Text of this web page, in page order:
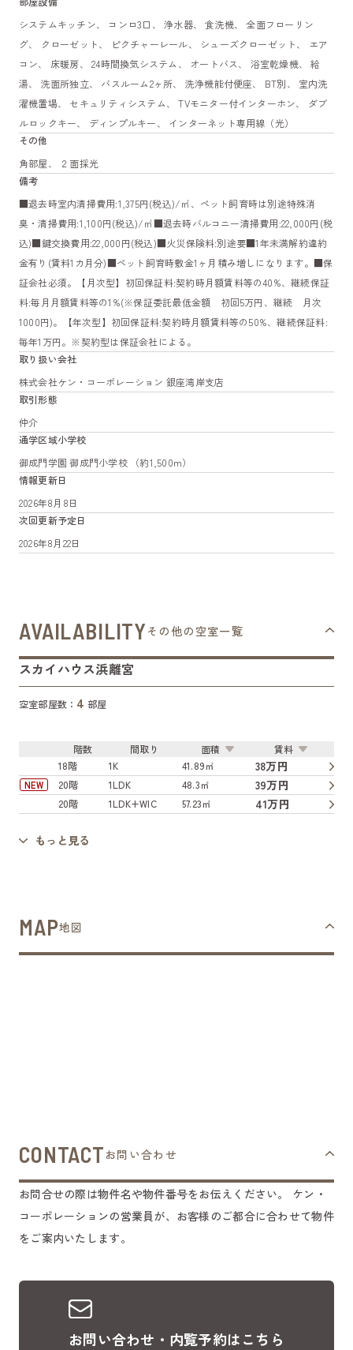
システムキッチン、 コンロ3口、 浄水器、 食洗機、 全面フローリン
グ、 クローゼット、 ピクチャーレール、 シューズクローゼット、 エア
コン、 床暖房、 24時間換気システム、 オートバス、 浴室乾燥機、 給
湯、 洗面所独立、 バスルーム2ヶ所、 洗浄機能付便座、 BT別、 室内洗
濯機置場、 セキュリティシステム、 TVモニター付インターホン、 ダブ
ルロックキー、 ディンプルキー、 インターネット専用線（光）
その他
角部屋、 ２面採光
備考
■退去時室内清掃費用:1,375円(税込)/㎡、ペット飼育時は別途特殊消
臭・清掃費用:1,100円(税込)/㎡■退去時バルコニー清掃費用:22,000円(税
込)■鍵交換費用:22,000円(税込)■火災保険料:別途要■1年未満解約違約
金有り(賃料1カ月分)■ペット飼育時敷金1ヶ月積み増しになります。■保
証会社必須。【月次型】初回保証料:契約時月額賃料等の40%、継続保証
料:毎月月額賃料等の1%(※保証委託最低金額 初回5万円、継続 月次
1000円)。【年次型】初回保証料:契約時月額賃料等の50%、継続保証料:
毎年1万円。※契約型は保証会社による。
取り扱い会社
株式会社ケン・コーポレーション 銀座湾岸支店
取引形態
仲介
通学区域小学校
御成門学園 御成門小学校 （約1,500m）
情報更新日
2026年8月8日
次回更新予定日
2026年8月22日
AVAILABILITY その他の空室一覧
スカイハウス浜離宮
空室部屋数： 4 部屋
階数 間取り 面積
賃料
18階
1K 41.89㎡ 38万円
NEW 20階 1LDK 48.3㎡ 39万円
20階 1LDK+WIC 57.23㎡ 41万円
もっと見る
MAP地図
CONTACT お問い合わせ
お問合せの際は物件名や物件番号をお伝えください。
ケン・
コーポレーションの営業員が、お客様のご都合に合わせて物件
をご案内いたします。
お問い合わせ・内覧予約はこちら